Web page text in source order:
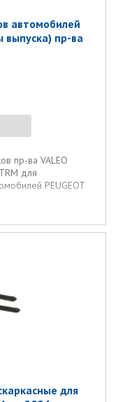
автомобилей
выпуска) пр-ва
пр-ва VALEO
для
PEUGEOT
для